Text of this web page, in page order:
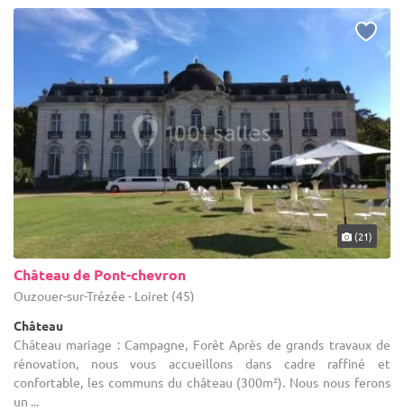
(21)
Château de Pont-chevron
Ouzouer-sur-Trézée - Loiret (45)
Château
Château mariage : Campagne, Forêt Après de grands travaux de
rénovation, nous vous accueillons dans cadre raffiné et
confortable, les communs du château (300m²). Nous nous ferons
un ...